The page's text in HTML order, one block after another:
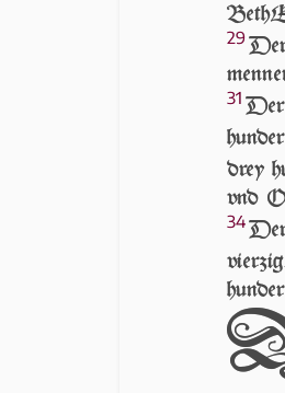
29
31
drey
vnd
34